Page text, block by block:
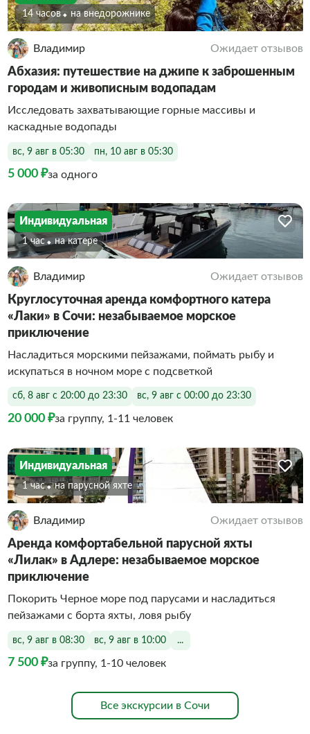
14 часов На внедорожнике
Владимир Ожидает отзывов
Абхазия: путешествие на джипе к заброшенным
городам и живописным водопадам
Исследовать захватывающие горные массивы и
каскадные водопады
вс, 9 авг в 05:30 пн, 10 авг в 05:30
5 000 ₽за одного
Индивидуальная
1 час На катере
Владимир Ожидает отзывов
Круглосуточная аренда комфортного катера
«Лаки» в Сочи: незабываемое морское
приключение
Насладиться морскими пейзажами, поймать рыбу и
искупаться в ночном море с подсветкой
сб, 8 авг с 20:00 до 23:30 вс, 9 авг с 00:00 до 23:30
20 000 ₽за группу, 1-11 человек
Индивидуальная
1 час На парусной яхте
Владимир Ожидает отзывов
Аренда комфортабельной парусной яхты
«Лилак» в Адлере: незабываемое морское
приключение
Покорить Черное море под парусами и насладиться
пейзажами с борта яхты, ловя рыбу
вс, 9 авг в 08:30 вс, 9 авг в 10:00 ...
7 500 ₽за группу, 1-10 человек
Все экскурсии в Сочи